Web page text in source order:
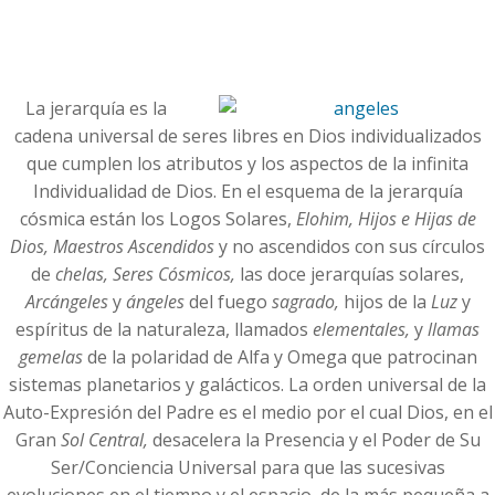
La jerarquía es la
cadena universal de seres libres en Dios individualizados
que cumplen los atributos y los aspectos de la infinita
Individualidad de Dios. En el esquema de la jerarquía
cósmica están los Logos Solares, Elohim, Hijos e Hijas de
Dios, Maestros Ascendidosy no ascendidos con sus círculos
de chelas, Seres Cósmicos, las doce jerarquías solares,
Arcángelesyángelesdel fuego sagrado, hijos de la Luzy
espíritus de la naturaleza, llamados elementales, yllamas
gemelasde la polaridad de Alfa y Omega que patrocinan
sistemas planetarios y galácticos. La orden universal de la
Auto-Expresión del Padre es el medio por el cual Dios, en el
Gran Sol Central, desacelera la Presencia y el Poder de Su
Ser/Conciencia Universal para que las sucesivas